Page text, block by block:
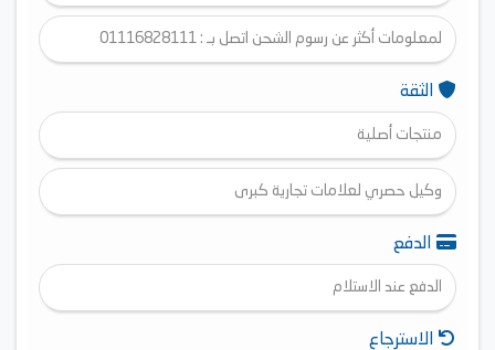
لمعلومات أكثر عن رسوم الشحن اتصل بـ : 01116828111
الثقة
منتجات أصلية
وكيل حصري لعلامات تجارية كبرى
الدفع
الدفع عند الاستلام
الاسترجاع